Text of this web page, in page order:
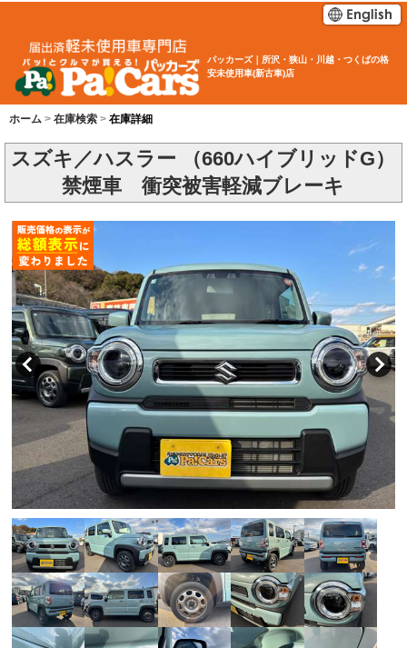
パッカーズ｜所沢・狭山・川越・つくばの格
安未使用車(新古車)店
ホーム 在庫検索 在庫詳細
スズキ／ハスラー （660ハイブリッドG）
禁煙車 衝突被害軽減ブレーキ